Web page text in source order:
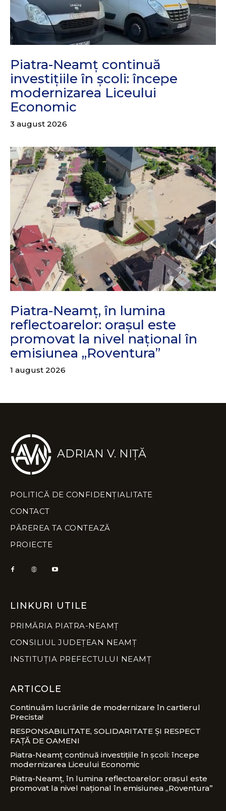
Piatra-Neamț continuă
investițiile în școli: începe
modernizarea Liceului
Economic
3 august 2026
Piatra-Neamț, în lumina
reflectoarelor: orașul este
promovat la nivel național în
emisiunea „Roventura”
1 august 2026
ADRIAN V. NIȚĂ
POLITICĂ DE CONFIDENȚIALITATE
CONTACT
PĂREREA TA CONTEAZĂ
PROIECTE
LINKURI UTILE
PRIMĂRIA PIATRA-NEAMȚ
CONSILIUL JUDEȚEAN NEAMȚ
INSTITUȚIA PREFECTULUI NEAMȚ
ARTICOLE
Continuăm lucrările de modernizare în cartierul
Precista!
RESPONSABILITATE, SOLIDARITATE ȘI RESPECT
FAȚĂ DE OAMENI
Piatra-Neamț continuă investițiile în școli: începe
modernizarea Liceului Economic
Piatra-Neamț, în lumina reflectoarelor: orașul este
promovat la nivel național în emisiunea „Roventura”